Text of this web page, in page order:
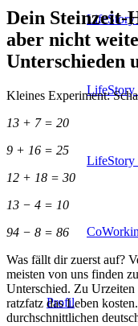
LifeStory
LifeStory
LifeStory
Profil
Dein
aber nicht
Unterschieden
Kleines Experiment:
13 + 7 = 20
9 + 16 = 25
12 + 18 = 30
13 − 4 = 10
94 − 8 = 86
Was fällt dir zuerst auf?
meisten von uns finden
Unterschied. Zu Urzeiten
ratzfatz das Leben
durchschnittlichen